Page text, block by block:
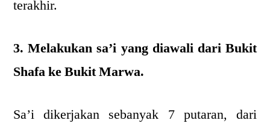
terakhir.
3. Melakukan sa’i yang diawali dari Bukit
Shafa ke Bukit Marwa.
Sa’i dikerjakan sebanyak 7 putaran, dari